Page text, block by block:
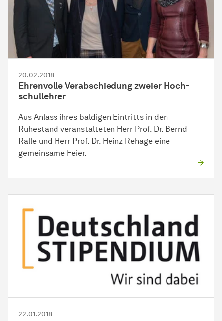
20.02.2018
EhrenvolleVer­ab­schie­dungzweier Hoch­
schul­leh­rer
Aus Anlass ihres baldigen Eintritts in den
Ruhestand veranstalteten Herr Prof. Dr. Bernd
Ralle und Herr Prof. Dr. Heinz Rehage eine
gemeinsame Feier.
22.01.2018